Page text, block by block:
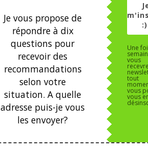
Je vous propose de
répondre à dix
questions pour
recevoir des
recommandations
selon votre
situation.A quelle
adresse puis-je vous
les envoyer?
Une
vous
tout
vous
vous